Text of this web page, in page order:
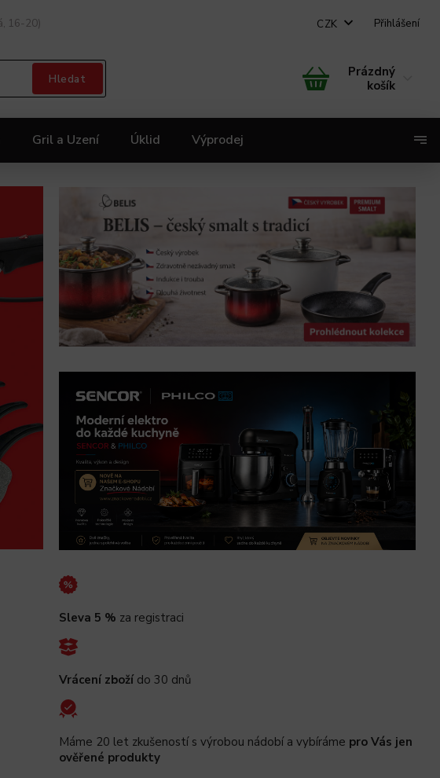
16-20) CZK Přihlášení
Hledat
Prázdný
košík
Gril a Uzení Úklid Výprodej
KOLIMAX
Sleva 5 % za registraci
Vrácení zbožído 30 dnů
Máme 20 let zkušeností s výrobou nádobí a vybíráme pro Vás jen
ověřené produkty